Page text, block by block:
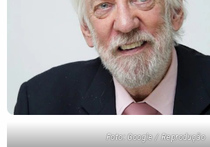
Foto: Google / Reprodução